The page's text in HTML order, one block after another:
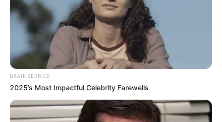
Www.magnific.com
Los hechos se presentaron en la mañana de este
domingo
Por:Diana María Ballestas Ortega
Julio 5, 2026
BRAINBERRIES
2025’s Most Impactful Celebrity Farewells